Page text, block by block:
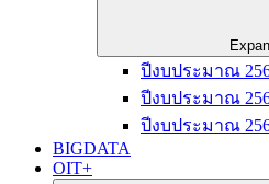
ปีงบประมาณ
ปีงบประมาณ
ปีงบประมาณ
BIGDATA
OIT+